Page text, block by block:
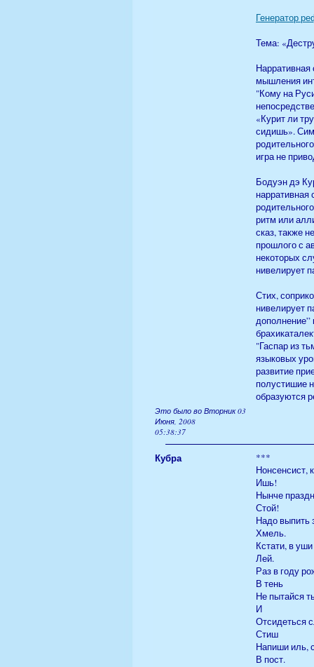
Генератор
Тема:
Нарративная
мышления
"Кому на
«Курит ли
сидишь».
игра не
Бодуэн дэ
нарративная
ритм или
сказ, также
прошлого с
некоторых
нивелирует
Стих,
нивелирует
дополнение”
"Гаспар из
языковых
развитие
полустишие
образуются
Это было во Вторник 03
Июня, 2008
05:38:37
Кубра
***
Нонсенсист,
Ишь!
Нынче
Стой!
Надо выпить
Хмель.
Кстати, в
Лей.
Раз в году
В тень
Не пытайся
И
Отсидеться
Стиш
Напиши иль,
В пост.